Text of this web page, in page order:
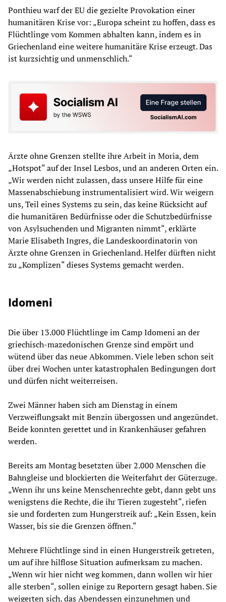
Ponthieu warf der EU die gezielte Provokation einer
humanitären Krise vor: „Europa scheint zu hoffen, dass es
Flüchtlinge vom Kommen abhalten kann, indem es in
Griechenland eine weitere humanitäre Krise erzeugt. Das
ist kurzsichtig und unmenschlich.“
Ärzte ohne Grenzen stellte ihre Arbeit in Moria, dem
„Hotspot“ auf der Insel Lesbos, und an anderen Orten ein.
„Wir werden nicht zulassen, dass unsere Hilfe für eine
Massenabschiebung instrumentalisiert wird. Wir weigern
uns, Teil eines Systems zu sein, das keine Rücksicht auf
die humanitären Bedürfnisse oder die Schutzbedürfnisse
von Asylsuchenden und Migranten nimmt“, erklärte
Marie Elisabeth Ingres, die Landeskoordinatorin von
Ärzte ohne Grenzen in Griechenland. Helfer dürften nicht
zu „Komplizen“ dieses Systems gemacht werden.
Idomeni
Die über 13.000 Flüchtlinge im Camp Idomeni an der
griechisch-mazedonischen Grenze sind empört und
wütend über das neue Abkommen. Viele leben schon seit
über drei Wochen unter katastrophalen Bedingungen dort
und dürfen nicht weiterreisen.
Zwei Männer haben sich am Dienstag in einem
Verzweiflungsakt mit Benzin übergossen und angezündet.
Beide konnten gerettet und in Krankenhäuser gefahren
werden.
Bereits am Montag besetzten über 2.000 Menschen die
Bahngleise und blockierten die Weiterfahrt der Güterzuge.
„Wenn ihr uns keine Menschenrechte gebt, dann gebt uns
wenigstens die Rechte, die ihr Tieren zugesteht“, riefen
sie und forderten zum Hungerstreik auf: „Kein Essen, kein
Wasser, bis sie die Grenzen öffnen.“
Mehrere Flüchtlinge sind in einen Hungerstreik getreten,
um auf ihre hilflose Situation aufmerksam zu machen.
„Wenn wir hier nicht weg kommen, dann wollen wir hier
alle sterben“, sollen einige zu Reportern gesagt haben. Sie
weigerten sich, das Abendessen einzunehmen und